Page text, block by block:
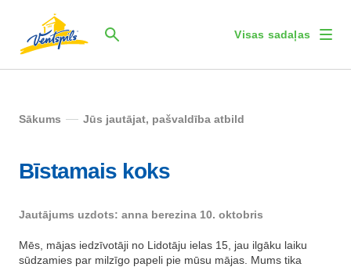
Visas sadaļas
Sākums Jūs jautājat, pašvaldība atbild
Bīstamais koks
Jautājums uzdots: anna berezina 10. oktobris
Mēs, mājas iedzīvotāji no Lidotāju ielas 15, jau ilgāku laiku
sūdzamies par milzīgo papeli pie mūsu mājas. Mums tika